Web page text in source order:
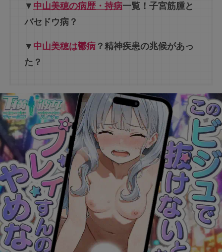
▼ 中山美穂の病歴・持病一覧！子宮筋腫と
バセドウ病？
▼ 中山美穂は鬱病？精神疾患の兆候があっ
た？